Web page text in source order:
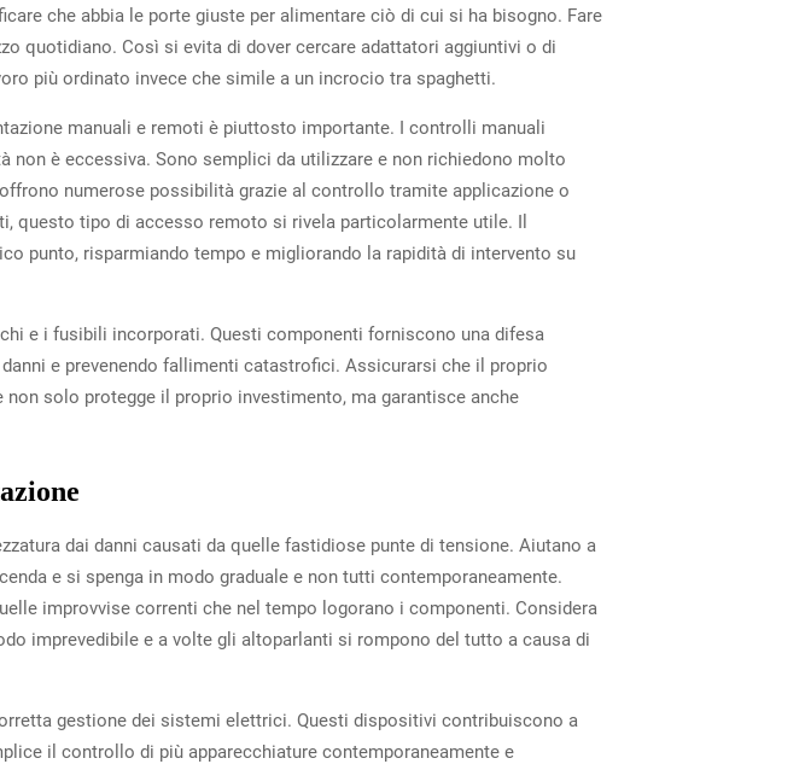
che abbia le porte giuste per alimentare ciò di cui si ha bisogno. Fare
quotidiano. Così si evita di dover cercare adattatori aggiuntivi o di
più ordinato invece che simile a un incrocio tra spaghetti.
manuali e remoti è piuttosto importante. I controlli manuali
è eccessiva. Sono semplici da utilizzare e non richiedono molto
numerose possibilità grazie al controllo tramite applicazione o
questo tipo di accesso remoto si rivela particolarmente utile. Il
punto, risparmiando tempo e migliorando la rapidità di intervento su
e i fusibili incorporati. Questi componenti forniscono una difesa
e prevenendo fallimenti catastrofici. Assicurarsi che il proprio
solo protegge il proprio investimento, ma garantisce anche
dai danni causati da quelle fastidiose punte di tensione. Aiutano a
e si spenga in modo graduale e non tutti contemporaneamente.
improvvise correnti che nel tempo logorano i componenti. Considera
imprevedibile e a volte gli altoparlanti si rompono del tutto a causa di
gestione dei sistemi elettrici. Questi dispositivi contribuiscono a
il controllo di più apparecchiature contemporaneamente e